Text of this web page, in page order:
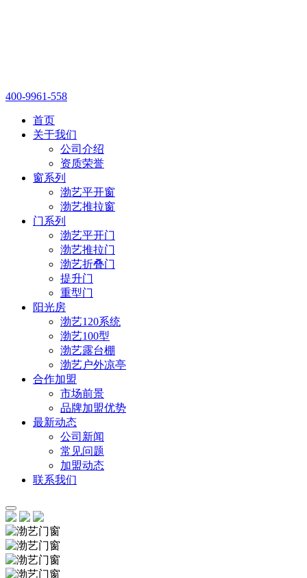
400-9961-558
首页
关于我们
公司介绍
资质荣誉
窗系列
渤艺平开窗
渤艺推拉窗
门系列
渤艺平开门
渤艺推拉门
渤艺折叠门
提升门
重型门
阳光房
渤艺120系统
渤艺100型
渤艺露台棚
渤艺户外凉亭
合作加盟
市场前景
品牌加盟优势
最新动态
公司新闻
常见问题
加盟动态
联系我们